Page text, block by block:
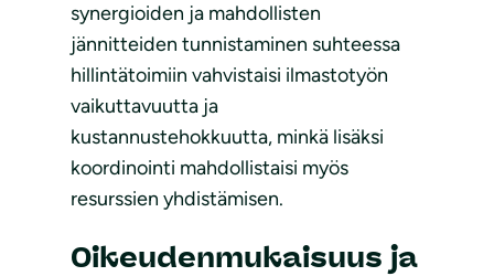
synergioiden ja mahdollisten
jännitteiden tunnistaminen suhteessa
hillintätoimiin vahvistaisi ilmastotyön
vaikuttavuutta ja
kustannustehokkuutta, minkä lisäksi
koordinointi mahdollistaisi myös
resurssien yhdistämisen.
Oikeudenmukaisuus ja